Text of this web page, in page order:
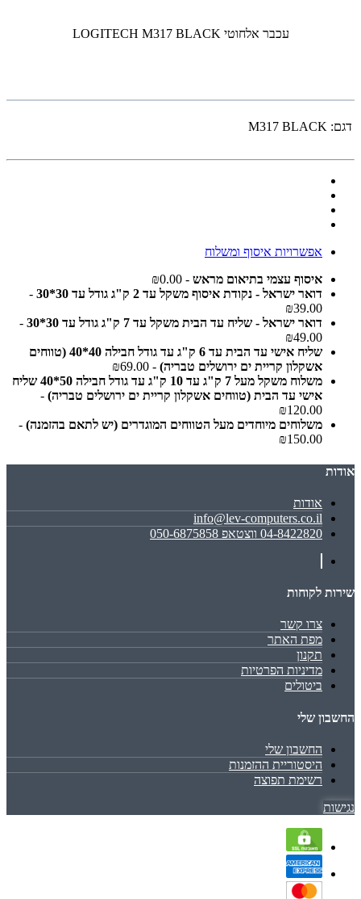
עכבר אלחוטי LOGITECH M317 BLACK
דגם: M317 BLACK
אפשרויות איסוף ומשלוח
איסוף עצמי בתיאום מראש - ₪0.00
דואר ישראל - נקודת איסוף משקל עד 2 ק"ג גודל עד 30*30
-
₪39.00
דואר ישראל - שליח עד הבית משקל עד 7 ק"ג גודל עד 30*30
-
₪49.00
שליח אישי עד הבית עד 6 ק"ג עד גודל חבילה 40*40 (טווחים
אשקלון קריית ים ירושלים טבריה) - ₪69.00
משלוח משקל מעל 7 ק"ג עד 10 ק"ג עד גודל חבילה 50*40 שליח
אישי עד הבית (טווחים אשקלון קריית ים ירושלים טבריה) -
₪120.00
משלוחים מיוחדים מעל הטווחים המוגדרים (יש לתאם בהזמנה) -
₪150.00
אודות
אודות
info@lev-computers.co.il
04-8422820 ווצטאפ 050-6875858
שירות לקוחות
צרו קשר
מפת האתר
תקנון
מדיניות הפרטיות
ביטולים
החשבון שלי
החשבון שלי
היסטוריית ההזמנות
רשימת תפוצה
נגישות